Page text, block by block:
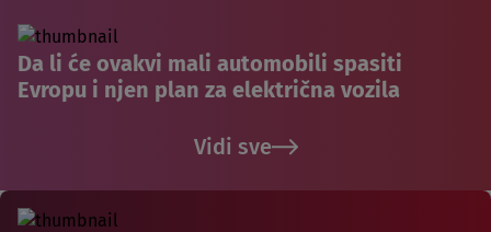
Da li će ovakvi mali automobili spasiti
Evropu i njen plan za električna vozila
Vidi sve